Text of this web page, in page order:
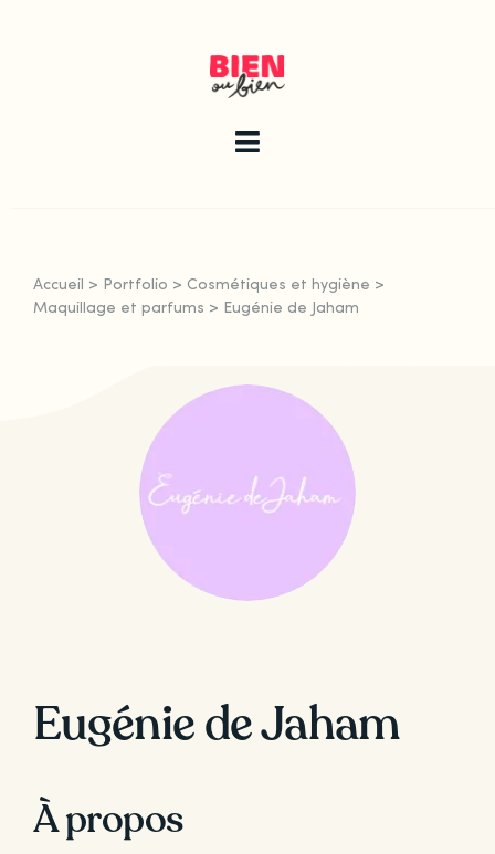
Toggle
Le guide
Les articles
Qui sommes-nous ?
Accueil > Portfolio > Cosmétiques et hygiène >
Maquillage et parfums > Eugénie de Jaham
Eugénie de Jaham
À propos